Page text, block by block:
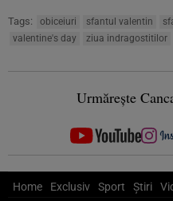
Tags: obiceiuri sfantul valentin
valentine's day
ziua indragostitilor
Urmărește
Home Exclusiv Sport Știri